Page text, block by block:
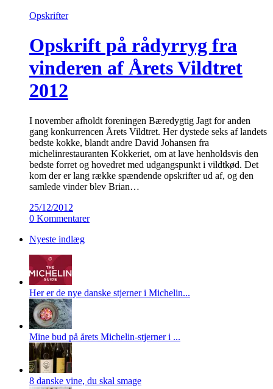
Opskrifter
Opskrift på rådyrryg fra
vinderen af Årets Vildtret
2012
I november afholdt foreningen Bæredygtig Jagt for anden
gang konkurrencen Årets Vildtret. Her dystede seks af landets
bedste kokke, blandt andre David Johansen fra
michelinrestauranten Kokkeriet, om at lave henholdsvis den
bedste forret og hovedret med udgangspunkt i vildtkød. Det
kom der er lang række spændende opskrifter ud af, og den
samlede vinder blev Brian…
25/12/2012
0 Kommentarer
Nyeste indlæg
Her er de nye danske stjerner i Michelin...
Mine bud på årets Michelin-stjerner i ...
8 danske vine, du skal smage